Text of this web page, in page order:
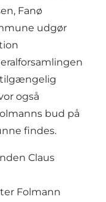
Fanø
udgør
tilgængelig
også
bud på
findes.
Claus
Folmann